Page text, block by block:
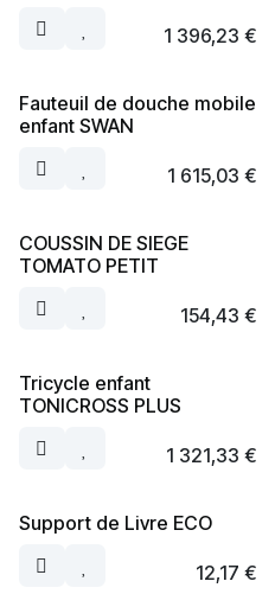
1 396,23 €
Fauteuil de douche mobile
enfant SWAN
1 615,03 €
COUSSIN DE SIEGE
TOMATO PETIT
154,43 €
Tricycle enfant
TONICROSS PLUS
1 321,33 €
Support de Livre ECO
12,17 €